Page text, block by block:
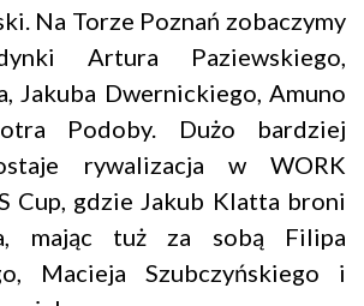
Na Torze Poznań zobaczymy
Artura Paziewskiego,
Jakuba Dwernickiego, Amuno
Podoby. Dużo bardziej
rywalizacja w WORK
Cup, gdzie Jakub Klatta broni
mając tuż za sobą Filipa
Macieja Szubczyńskiego i